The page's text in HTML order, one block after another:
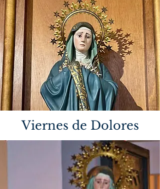
Viernes de Dolores